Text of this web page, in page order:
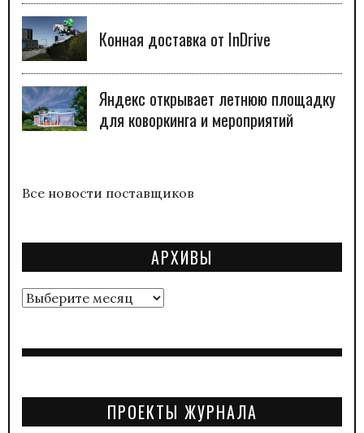
Конная доставка от InDrive
Яндекс открывает летнюю площадку
для коворкинга и мероприятий
Все новости поставщиков
АРХИВЫ
Архивы
ПРОЕКТЫ ЖУРНАЛА